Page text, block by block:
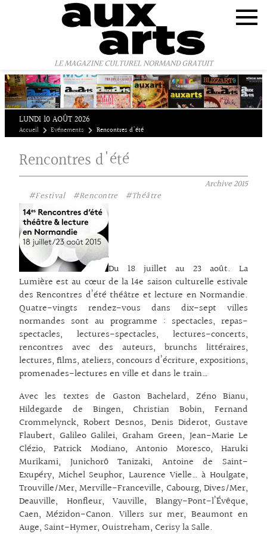
LE MAGAZINE CULTUREL NORMAND GRATUIT
LUNDI 10 AOÛT 2026
Accueil Evénements Rencontres d'été
Rencontres d'été
Archive2015
#Festival
#Rencontre #Théâtre
Du 18 juillet au 23 août. La
Lumière est au cœur de la 14e saison culturelle estivale
des Rencontres d’été théâtre et lecture en Normandie.
Quatre-vingts rendez-vous dans dix-sept villes
normandes sont au programme : spectacles, repas-
spectacles, lectures-spectacles, lectures-concerts,
rencontres avec des auteurs, brunchs littéraires,
lectures, films, ateliers, concours d’écriture, expositions,
promenades-lectures en ville et dans le train…
Avec les textes de Gaston Bachelard, Zéno Bianu,
Hildegarde de Bingen, Christian Bobin, Fernand
Crommelynck, Robert Desnos, Denis Diderot, Gustave
Flaubert, Galileo Galilei, Graham Green, Jean-Marie Le
Clézio, Patrick Modiano, Antonio Moresco, Haruki
Murikami, Junichorô Tanizaki, Antoine de Saint-
Exupéry, Michel Seuphor, Laurence Vielle… à Houlgate,
Trouville/Mer, Merville-Franceville, Cabourg, Dives/Mer,
Deauville, Honfleur, Vauville, Blangy-Pont-l’Évêque,
Caen, Mézidon-Canon. Villers sur mer, Beaumont en
Auge, Saint-Hymer, Ouistreham, Cerisy la Salle.
Panneau de gestion des cookies